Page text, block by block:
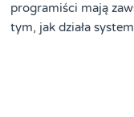
programiści mają
tym, jak działa